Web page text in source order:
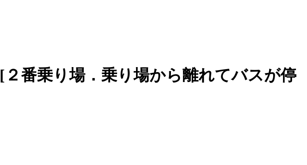
[２番乗り場．乗り場から離れてバスが停